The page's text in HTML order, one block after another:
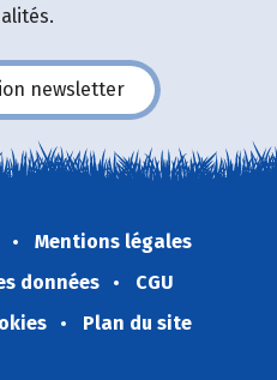
newsletter
Mentions légales
données
CGU
Plan du site